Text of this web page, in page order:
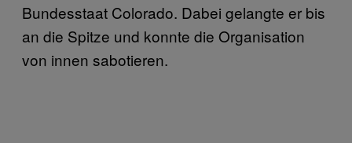
Bundesstaat Colorado. Dabei gelangte er bis
an die Spitze und konnte die Organisation
von innen sabotieren.